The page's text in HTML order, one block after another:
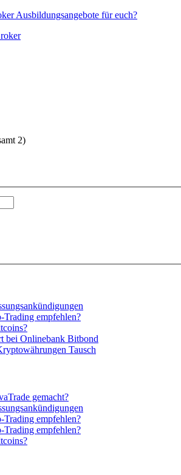
Ausbildungsangebote für euch?
2)
empfehlen?
bei Onlinebank Bitbond
Tausch
gemacht?
empfehlen?
empfehlen?